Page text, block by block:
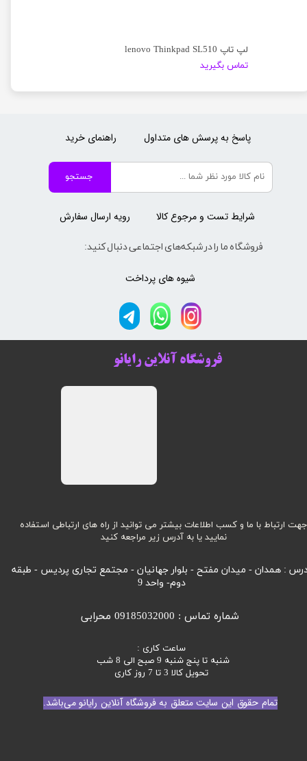
لپ تاپ lenovo Thinkpad SL510
تماس بگیرید
تمام حقوق این سایت متعلق به فروشگاه آنلاین رایانو می‌باشد.
جهت ارتباط با ما و کسب اطلاعات بیشتر می توانید از راه های ارتباطی استفاده
نمایید یا به آدرس زیر مراجعه کنید
: همدان - میدان مفتح - بلوار جهانیان - مجتمع تجاری پردیس - طبقه
دوم- واحد 9
ساعت کاری :
شنبه تا پنج شنبه 9 صبح الی 8 شب
تحویل کالا 3 تا 7 روز کاری
شماره تماس : 09185032000 محرابی
فروشگاه آنلاین رایانو
جستجو
فروشگاه ما را در شبکه‌های اجتماعی دنبال کنید:
رویه ارسال سفارش
راهنمای خرید
شیوه های پرداخت
پاسخ به پرسش های متداول
شرایط تست و مرجوع کالا